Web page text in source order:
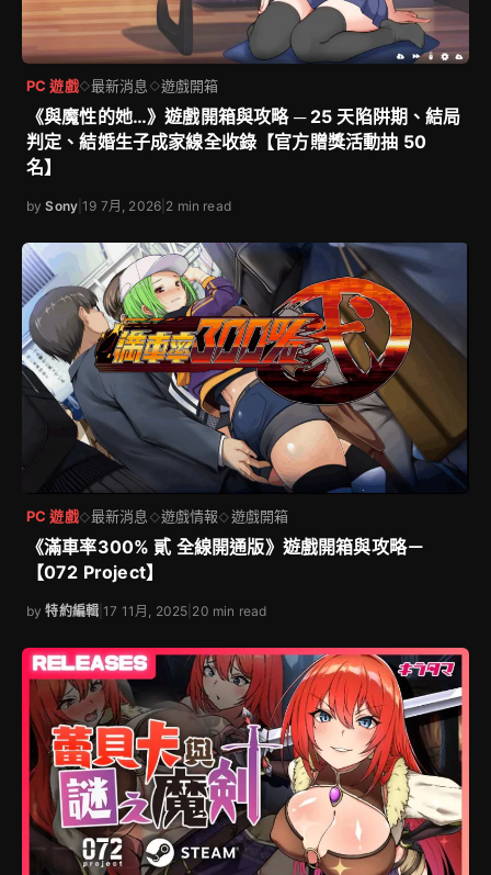
PC 遊戲◇最新消息 ◇遊戲開箱
《與魔性的她…》遊戲開箱與攻略 ─ 25 天陷阱期、結局
判定、結婚生子成家線全收錄【官方贈獎活動抽 50
名】
bySony |19 7月, 2026 2 min read
PC 遊戲◇最新消息 ◇遊戲情報◇遊戲開箱
《滿車率300% 貳 全線開通版》遊戲開箱與攻略－
【072 Project】
by特約編輯 |17 11月, 2025 20 min read